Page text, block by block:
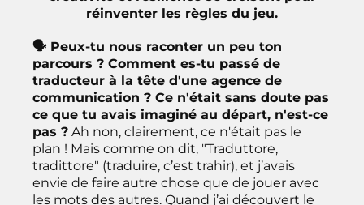
réinventer les règles du jeu.
🗣 Peux-tu nous raconter un peu ton
parcours ? Comment es-tu passé de
traducteur à la tête d'une agence de
communication ? Ce n'était sans doute pas
ce que tu avais imaginé au départ, n'est-ce
pas ? Ah non, clairement, ce n'était pas le
plan ! Mais comme on dit, "Traduttore,
tradittore" (traduire, c’est trahir), et j’avais
envie de faire autre chose que de jouer avec
les mots des autres. Quand j’ai découvert le